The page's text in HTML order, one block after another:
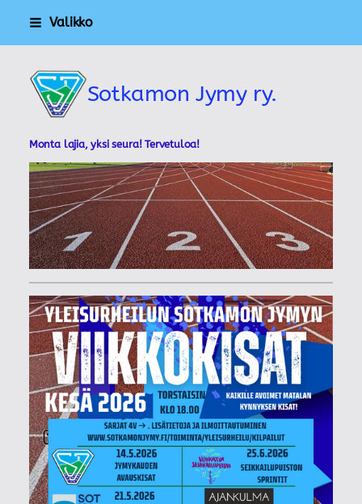
Siirry
Valikko
Sotkamon Jymy ry.
Monta lajia, yksi seura! Tervetuloa!